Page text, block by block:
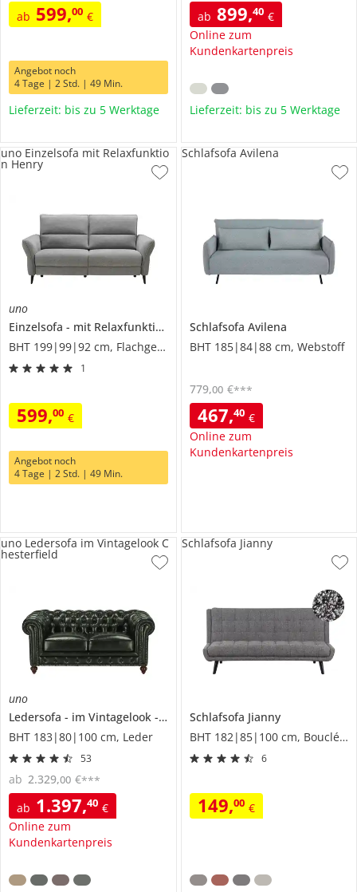
ab 599,00 €
Angebot noch
4 Tage | 2 Std. | 49 Min.
Lieferzeit: bis zu 5 Werktage
ab 899,40 €
Online zum
Kundenkartenpreis
Lieferzeit: bis zu 5 Werktage
uno
Einzelsofa
mit Relaxfunktion
Henry
BHT 199|99|92 cm, Flachgewebe
1
599,00 €
uno Einzelsofa mit Relaxfunktio
n Henry
Angebot noch
4 Tage | 2 Std. | 49 Min.
Schlafsofa Avilena
BHT 185|84|88 cm, Webstoff
467,40 €
Online zum
Kundenkartenpreis
779,00 €***
Schlafsofa Avilena
uno
Ledersofa
im Vintagelook
Chesterfield
BHT 183|80|100 cm, Leder
53
ab 1.397,40 €
Online zum
Kundenkartenpreis
ab 2.329,00 €***
uno Ledersofa im Vintagelook C
hesterfield
Schlafsofa Jianny
BHT 182|85|100 cm, Boucléstoff
6
149,00 €
Schlafsofa Jianny